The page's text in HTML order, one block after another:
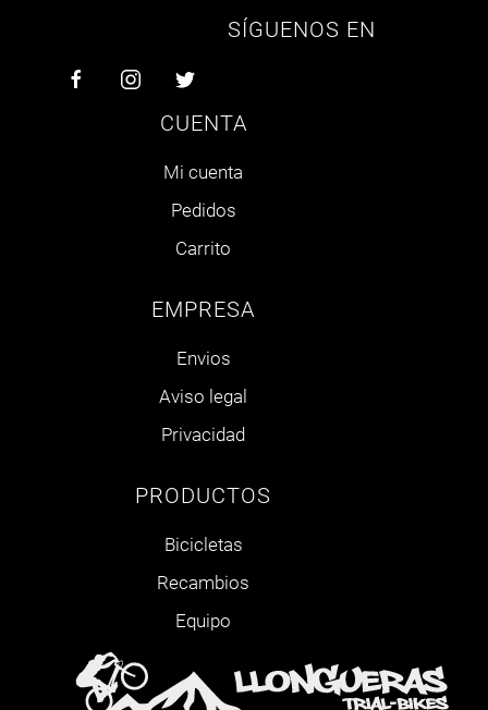
SÍGUENOS EN
CUENTA
Mi cuenta
Pedidos
Carrito
EMPRESA
Envios
Aviso legal
Privacidad
PRODUCTOS
Bicicletas
Recambios
Equipo